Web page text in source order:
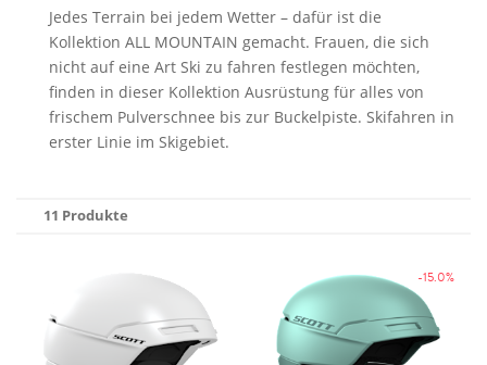
Jedes Terrain bei jedem Wetter – dafür ist die
Kollektion ALL MOUNTAIN gemacht. Frauen, die sich
nicht auf eine Art Ski zu fahren festlegen möchten,
finden in dieser Kollektion Ausrüstung für alles von
frischem Pulverschnee bis zur Buckelpiste. Skifahren in
erster Linie im Skigebiet.
11 Produkte
-15.0%